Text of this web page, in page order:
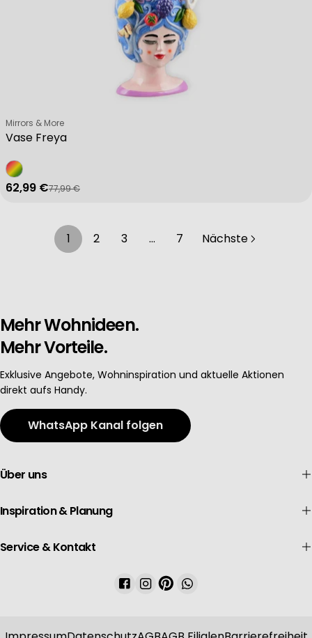
Vase Freya
Verkäufer:
Mirrors & More
Verkaufspreis
62,99 €
Regulärer Preis
77,99 €
1 2 3 … 7 Nächste
Mehr Wohnideen.
Mehr Vorteile.
Exklusive Angebote, Wohninspiration und aktuelle Aktionen
direkt aufs Handy.
WhatsApp Kanal folgen
Über uns
Inspiration & Planung
Service & Kontakt
Facebook
Instagram
PinterestWhatsApp